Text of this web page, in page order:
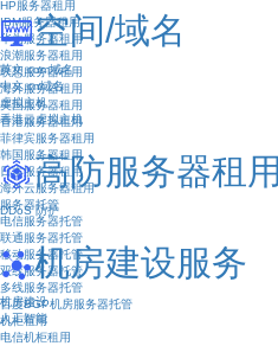
空间/域名
英文.com域名
中文.cn域名
虚拟主机
香港云虚拟主机
高防服务器租用
DDoS 防护
机房建设服务
机房建设
人工智能
HP服务器租用
IBM服务器租用
华为服务器租用
浪潮服务器租用
联想服务器租用
海外服务器租用
美国服务器租用
香港服务器租用
菲律宾服务器租用
韩国服务器租用
日本服务器租用
海外云服务器租用
服务器托管
电信服务器托管
联通服务器托管
移动服务器托管
双线服务器托管
多线服务器托管
百度BGP机房服务器托管
机柜租用
电信机柜租用